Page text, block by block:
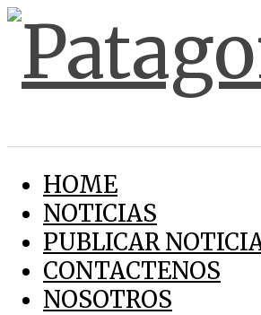
HOME
NOTICIAS
PUBLICAR
CONTACTENOS
NOSOTROS